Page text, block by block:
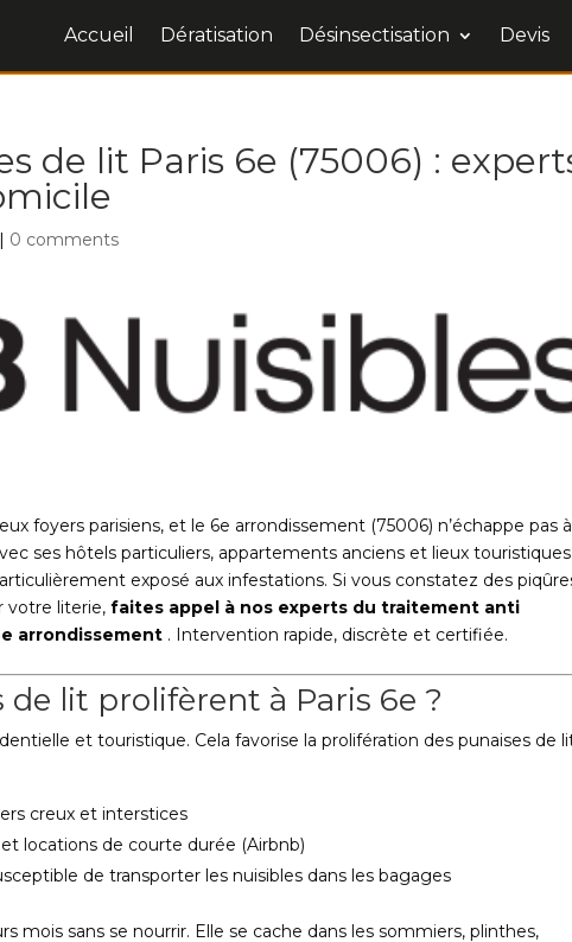
Accueil Dératisation Désinsectisation Devis
de lit Paris 6e (75006) :
| 0 comments
foyers parisiens, et le 6e arrondissement (75006) n’échappe pas
ses hôtels particuliers, appartements anciens et lieux touristiques
exposé aux infestations. Si vous constatez des
votre literie,faites appel à nos experts du traitement anti
arrondissement . Intervention rapide, discrète et certifiée.
de lit prolifèrent à Paris 6e ?
et touristique. Cela favorise la prolifération des punaises de
creux et interstices
et locations de courte durée (Airbnb)
de transporter les nuisibles dans les bagages
mois sans se nourrir. Elle se cache dans les sommiers, plinthes,